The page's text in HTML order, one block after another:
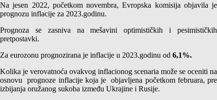
Na jesen 2022, početkom novembra, Evropska komisija objavila je
prognozu inflacije za 2023.godinu.
Prognoza se zasniva na mešavini optimističkih i pesimističkih
pretpostavki.
Za eurozonu prognozirana je inflacije u 2023.godinu od 6,1%.
Kolika je verovatnoća ovakvog inflacionog scenaria može se oceniti na
osnovu prognoze inflacije koja je objavljena početkom februara, pre
izbijanja oružanog sukoba između Ukrajine i Rusije.